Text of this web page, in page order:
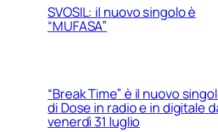
SVOSIL: il nuovo singolo è
“MUFASA”
“Break Time” è il nuovo
di Dose in radio e in digitale
venerdì 31 luglio